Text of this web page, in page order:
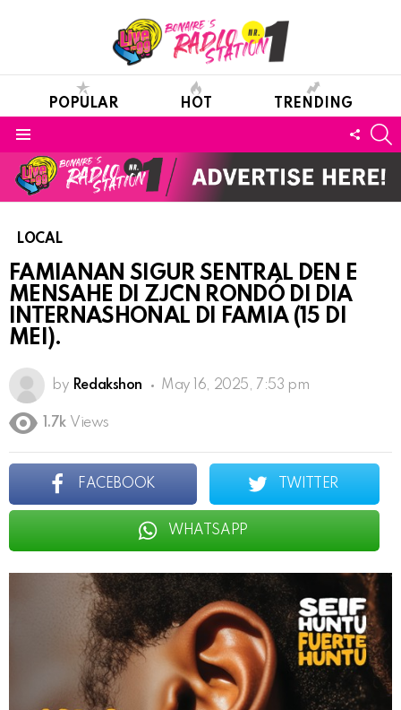
POPULAR HOT TRENDING
LOCAL
FAMIANAN SIGUR SENTRAL DEN E
MENSAHE DI ZJCN RONDÓ DI DIA
INTERNASHONAL DI FAMIA (15 DI
MEI).
by Redakshon May 16, 2025, 7:53 pm
1.7k Views
FACEBOOK TWITTER
WHATSAPP